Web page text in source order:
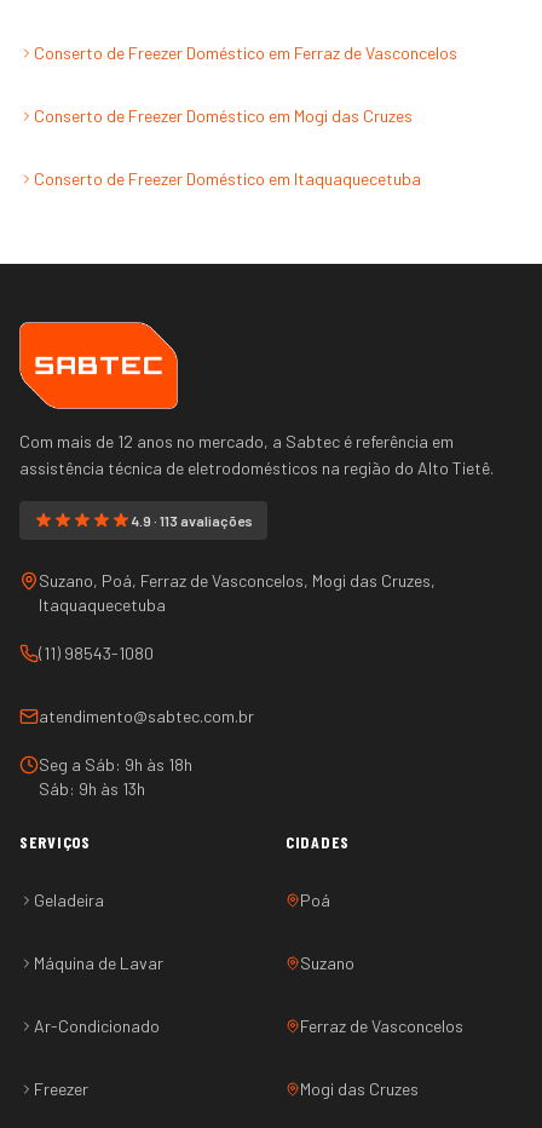
Conserto de Freezer Doméstico em Ferraz de Vasconcelos
Conserto de Freezer Doméstico em Mogi das Cruzes
Conserto de Freezer Doméstico em Itaquaquecetuba
Com mais de 12 anos no mercado, a Sabtec é referência em
assistência técnica de eletrodomésticos na região do Alto Tietê.
4.9 · 113 avaliações
Suzano, Poá, Ferraz de Vasconcelos, Mogi das Cruzes,
Itaquaquecetuba
(11) 98543-1080
atendimento@sabtec.com.br
Seg a Sáb: 9h às 18h
Sáb: 9h às 13h
SERVIÇOS
Geladeira
Máquina de Lavar
Ar-Condicionado
Freezer
CIDADES
Poá
Suzano
Ferraz de Vasconcelos
Mogi das Cruzes